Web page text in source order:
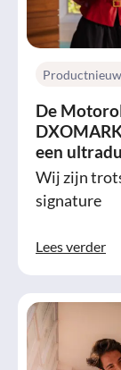
De
een
Wij zijn
signature
Lees verder